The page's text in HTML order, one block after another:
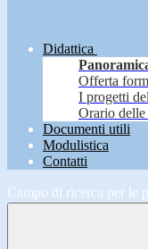
Didattica
Offerta
I progetti
Orario
Documenti utili
Modulistica
Contatti
Campo di ricerca per le